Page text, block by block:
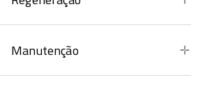
Manutenção